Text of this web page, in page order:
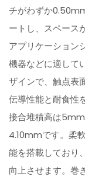
チがわずか
ートし、スペース
アプリケーション
機器などに適して
ザインで、触点表
伝導性能と耐食性
接合堆積高は
4.10mmです。柔
能を搭載しており
向上させます。巻